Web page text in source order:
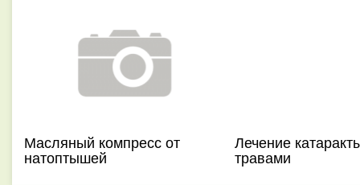
Масляный компресс от
натоптышей
Лечение
травами